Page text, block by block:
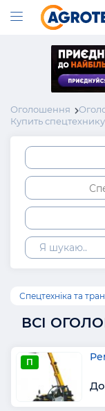
Оголошення
Купить
Спецтехніка та
ВСІ
П